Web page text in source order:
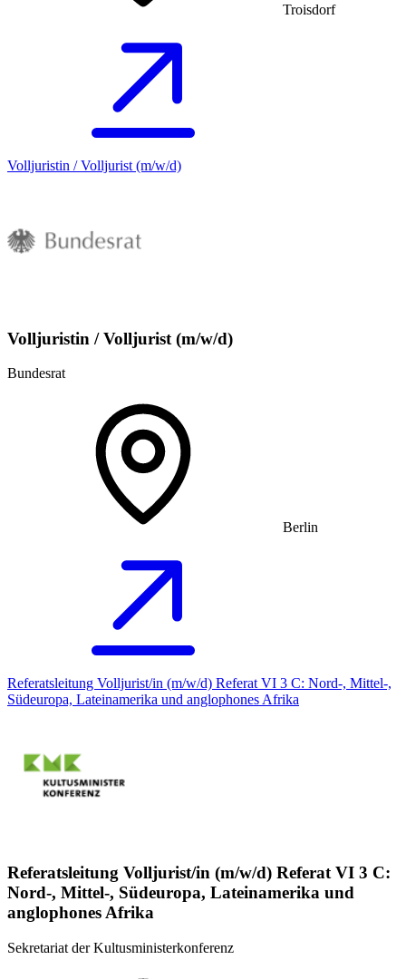
Troisdorf
Volljuristin / Volljurist (m/w/d)
Volljuristin / Volljurist (m/w/d)
Bundesrat
Berlin
Referatsleitung Volljurist/in (m/w/d) Referat VI 3 C: Nord-, Mittel-,
Südeuropa, Lateinamerika und anglophones Afrika
Referatsleitung Volljurist/in (m/w/d) Referat VI 3 C:
Nord-, Mittel-, Südeuropa, Lateinamerika und
anglophones Afrika
Sekretariat der Kultusministerkonferenz